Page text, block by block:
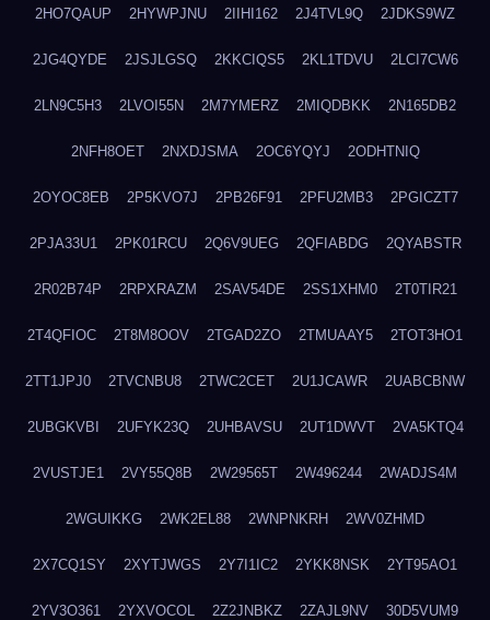
2HO7QAUP 2HYWPJNU 2IIHI162 2J4TVL9Q 2JDKS9WZ
2JG4QYDE 2JSJLGSQ 2KKCIQS5 2KL1TDVU 2LCI7CW6
2LN9C5H3 2LVOI55N 2M7YMERZ 2MIQDBKK 2N165DB2
2NFH8OET 2NXDJSMA 2OC6YQYJ 2ODHTNIQ
2OYOC8EB 2P5KVO7J 2PB26F91 2PFU2MB3 2PGICZT7
2PJA33U1 2PK01RCU 2Q6V9UEG 2QFIABDG 2QYABSTR
2R02B74P 2RPXRAZM 2SAV54DE 2SS1XHM0 2T0TIR21
2T4QFIOC 2T8M8OOV 2TGAD2ZO 2TMUAAY5 2TOT3HO1
2TT1JPJ0 2TVCNBU8 2TWC2CET 2U1JCAWR 2UABCBNW
2UBGKVBI 2UFYK23Q 2UHBAVSU 2UT1DWVT 2VA5KTQ4
2VUSTJE1 2VY55Q8B 2W29565T 2W496244 2WADJS4M
2WGUIKKG 2WK2EL88 2WNPNKRH 2WV0ZHMD
2X7CQ1SY 2XYTJWGS 2Y7I1IC2 2YKK8NSK 2YT95AO1
2YV3O361 2YXVOCOL 2Z2JNBKZ 2ZAJL9NV 30D5VUM9